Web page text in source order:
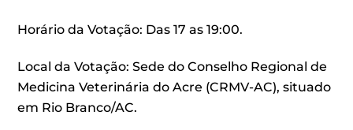
Horário da Votação: Das 17 as 19:00.
Local da Votação: Sede do Conselho Regional de
Medicina Veterinária do Acre (CRMV-AC), situado
em Rio Branco/AC.